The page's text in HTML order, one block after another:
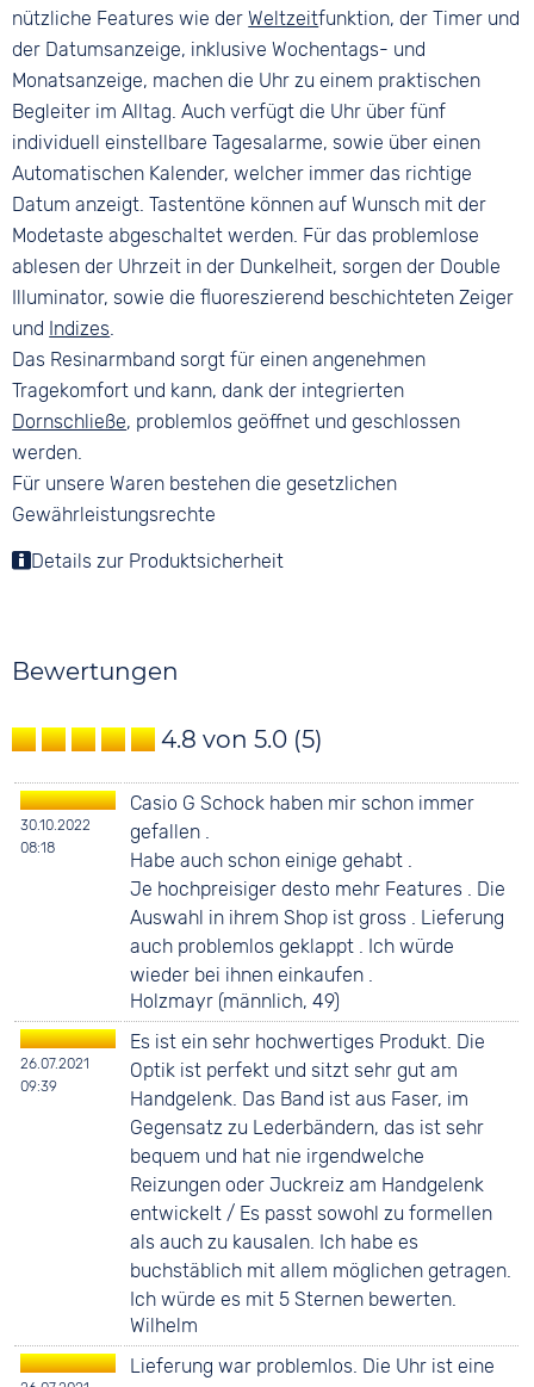
nützliche Features wie derWeltzeitfunktion, der Timer und
der Datumsanzeige, inklusive Wochentags- und
Monatsanzeige, machen die Uhr zu einem praktischen
Begleiter im Alltag. Auch verfügt die Uhr über fünf
individuell einstellbare Tagesalarme, sowie über einen
Automatischen Kalender, welcher immer das richtige
Datum anzeigt. Tastentöne können auf Wunsch mit der
Modetaste abgeschaltet werden. Für das problemlose
ablesen der Uhrzeit in der Dunkelheit, sorgen der Double
Illuminator, sowie die fluoreszierend beschichteten Zeiger
und Indizes.
Das Resinarmband sorgt für einen angenehmen
Tragekomfort und kann, dank der integrierten
Dornschließe, problemlos geöffnet und geschlossen
werden.
Für unsere Waren bestehen die gesetzlichen
Gewährleistungsrechte
Details zur Produktsicherheit
Bewertungen
4.8 von 5.0 (5)
30.10.2022
08:18
Casio G Schock haben mir schon immer
gefallen .
Habe auch schon einige gehabt .
Je hochpreisiger desto mehr Features . Die
Auswahl in ihrem Shop ist gross . Lieferung
auch problemlos geklappt . Ich würde
wieder bei ihnen einkaufen .
Holzmayr (männlich, 49)
26.07.2021
09:39
Es ist ein sehr hochwertiges Produkt. Die
Optik ist perfekt und sitzt sehr gut am
Handgelenk. Das Band ist aus Faser, im
Gegensatz zu Lederbändern, das ist sehr
bequem und hat nie irgendwelche
Reizungen oder Juckreiz am Handgelenk
entwickelt / Es passt sowohl zu formellen
als auch zu kausalen. Ich habe es
buchstäblich mit allem möglichen getragen.
Ich würde es mit 5 Sternen bewerten.
Wilhelm
Lieferung war problemlos. Die Uhr ist eine